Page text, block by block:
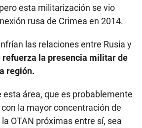
esta militarización se vio
rusa de Crimea en 2014.
las relaciones entre Rusia y
refuerza la presencia militar de
región.
esta área, que es probablemente
la mayor concentración de
OTAN próximas entre sí, sea